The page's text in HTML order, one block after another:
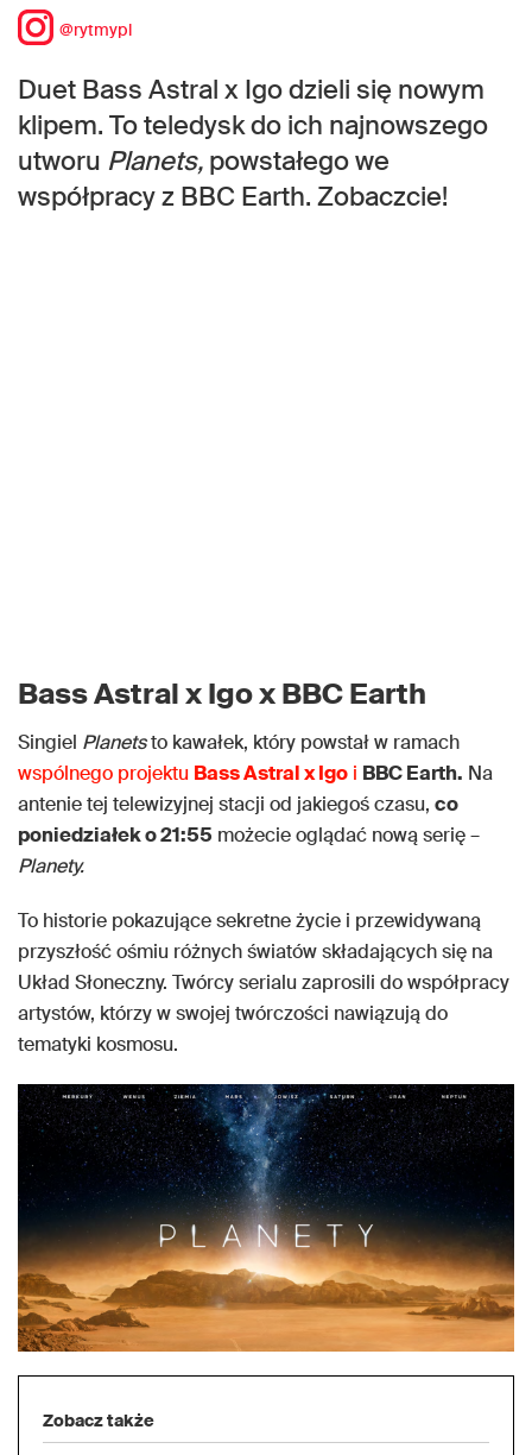
@rytmypl
Duet Bass Astral x Igo dzieli się nowym
klipem. To teledysk do ich najnowszego
utworu Planets, powstałego we
współpracy z BBC Earth. Zobaczcie!
Bass Astral x Igo x BBC Earth
Singiel Planetsto kawałek, który powstał w ramach
wspólnego projektu Bass Astral x Igo i BBC Earth. Na
antenie tej telewizyjnej stacji od jakiegoś czasu, co
poniedziałek o 21:55 możecie oglądać nową serię –
Planety.
To historie pokazujące sekretne życie i przewidywaną
przyszłość ośmiu różnych światów składających się na
Układ Słoneczny. Twórcy serialu zaprosili do współpracy
artystów, którzy w swojej twórczości nawiązują do
tematyki kosmosu.
Zobacz także